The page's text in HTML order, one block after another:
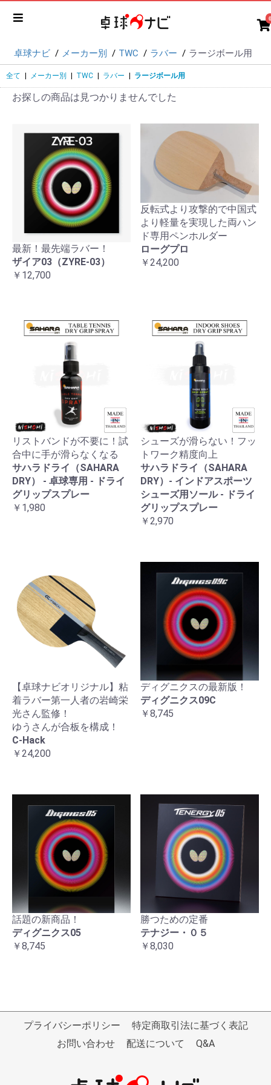
0
卓球ナビ メーカー別 TWC ラバー ラージボール用
全て メーカー別 TWC ラバー ラージボール用
お探しの商品は見つかりませんでした
最新！最先端ラバー！
ザイア03（ZYRE-03）
￥12,700
反転式より攻撃的で中国式
より軽量を実現した両ハン
ド専用ペンホルダー
ローグプロ
￥24,200
リストバンドが不要に！試
合中に手が滑らなくなる
サハラドライ（SAHARA
DRY） - 卓球専用 - ドライ
グリップスプレー
￥1,980
シューズが滑らない！フッ
トワーク精度向上
サハラドライ（SAHARA
DRY）- インドアスポーツ
シューズ用ソール - ドライ
グリップスプレー
￥2,970
【卓球ナビオリジナル】粘
着ラバー第一人者の岩崎栄
光さん監修！
ゆうさんが合板を構成！
C-Hack
￥24,200
ディグニクスの最新版！
ディグニクス09C
￥8,745
話題の新商品！
ディグニクス05
￥8,745
勝つための定番
テナジー・０５
￥8,030
プライバシーポリシー
特定商取引法に基づく表記
お問い合わせ
配送について Q&A